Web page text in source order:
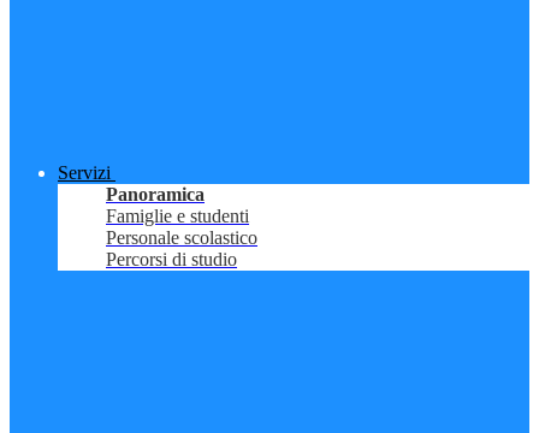
Servizi
Panoramica
Famiglie e studenti
Personale scolastico
Percorsi di studio